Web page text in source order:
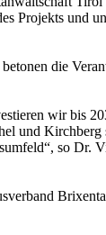
Projekts und
die
wir bis
und
so Dr.